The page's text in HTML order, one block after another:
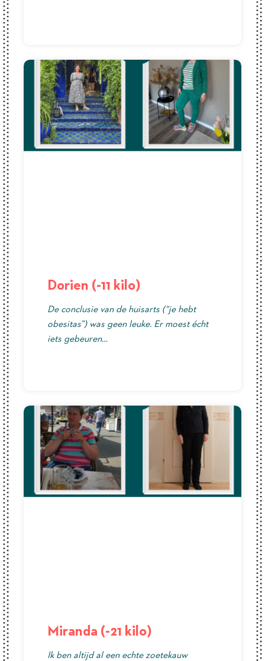
Dorien (-11 kilo)
De conclusie van de huisarts (“je hebt
obesitas”) was geen leuke. Er moest écht
iets gebeuren…
Miranda (-21 kilo)
Ik ben altijd al een echte zoetekauw